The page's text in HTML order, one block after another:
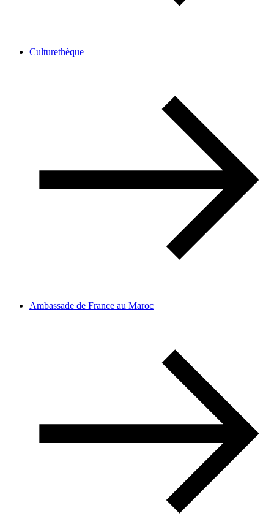
Culturethèque
Ambassade de France au Maroc